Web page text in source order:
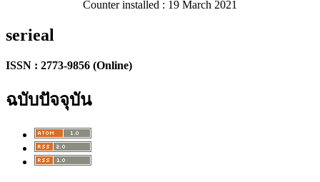
Counter installed : 19 March 2021
serieal
ISSN : 2773-9856 (Online)
ฉบับปัจจุบัน